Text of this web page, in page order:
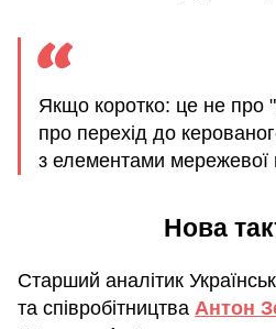
Якщо коротко: це не про
про перехід до
з елементами мережевої
Нова
Старший аналітик
та співробітництва Антон